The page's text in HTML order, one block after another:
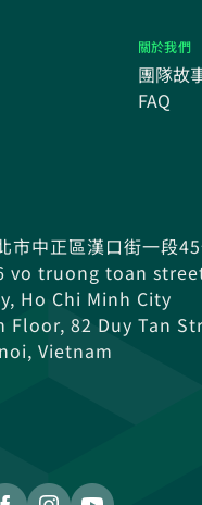
關於我們
團隊故
FAQ
市中正區漢口街一段
vo truong toan
Ho Chi Minh City
Floor, 82 Duy Tan
Vietnam